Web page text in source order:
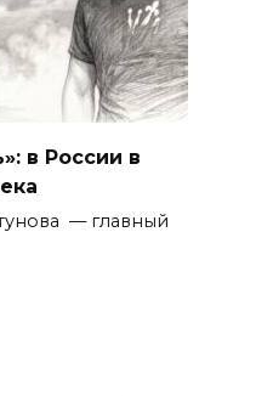
в России в
— главный